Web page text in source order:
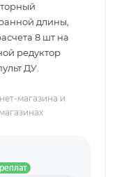
длины,
8 шт на
редуктор
ДУ.
магазина и